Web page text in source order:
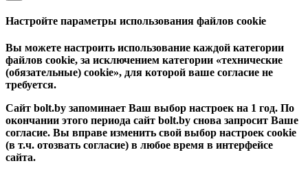
Настройте параметры использования файлов cookie
Вы можете настроить использование каждой категории
файлов cookie, за исключением категории «технические
(обязательные) cookie», для которой ваше согласие не
требуется.
Сайт bolt.by запоминает Ваш выбор настроек на 1 год. По
окончании этого периода сайт bolt.by снова запросит Ваше
согласие. Вы вправе изменить свой выбор настроек cookie
(в т.ч. отозвать согласие) в любое время в интерфейсе
сайта.